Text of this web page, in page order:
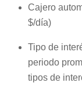
Cajero
$/día)
Tipo de
periodo
tipos de